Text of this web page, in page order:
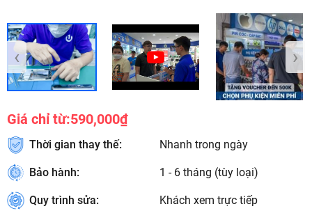
‹ ›
Giá chỉ từ:590,000₫
Thời gian thay thế: Nhanh trong ngày
Bảo hành: 1 - 6 tháng (tùy loại)
Quy trình sửa: Khách xem trực tiếp